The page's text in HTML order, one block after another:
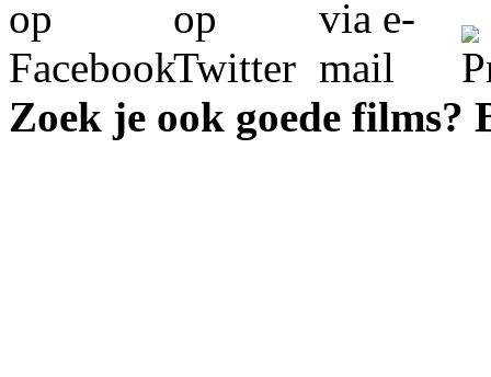
Zoek je ook goede films?